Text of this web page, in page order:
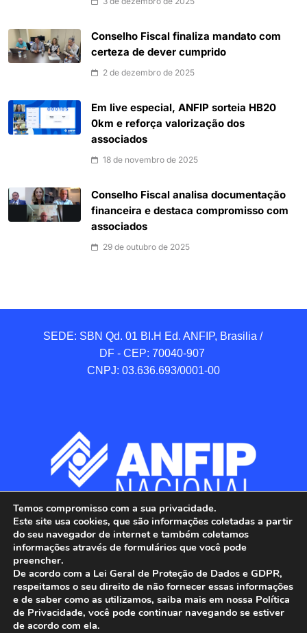
Conselho Fiscal finaliza mandato com
certeza de dever cumprido
2 de dezembro de 2025
Em live especial, ANFIP sorteia HB20
0km e reforça valorização dos
associados
18 de novembro de 2025
Conselho Fiscal analisa documentação
financeira e destaca compromisso com
associados
29 de outubro de 2025
SEDE: SBN Qd. 01 BI.H Ed. ANFIP, Brasilia /
DF - CEP: 70040-907
CNPJ: 03.636.693/0001-00
ANFIP - Associação Nacional dos Auditores
Temos compromisso com a sua privacidade.
Este site usa cookies, que são informações coletadas a partir
do seu navegador de internet e também coletamos
informações através de formulários que você pode
preencher.
De acordo com a Lei Geral de Proteção de Dados e GDPR,
respeitamos o seu direito de não fornecer essas informações
e de saber como as utilizamos, saiba mais em nossa Política
de Privacidade, você pode continuar navegando se estiver
de acordo com ela.